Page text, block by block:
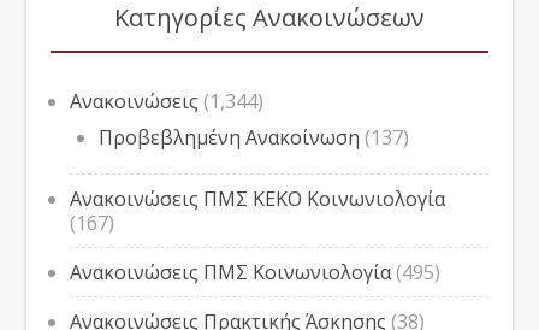
Κατηγορίες Ανακοινώσεων
Ανακοινώσεις (1,344)
Προβεβλημένη Ανακοίνωση (137)
Ανακοινώσεις ΠΜΣ ΚΕΚΟ Κοινωνιολογία
(167)
Ανακοινώσεις ΠΜΣ Κοινωνιολογία(495)
Ανακοινώσεις Πρακτικής Άσκησης (38)